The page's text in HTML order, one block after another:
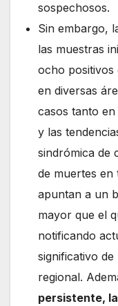
sospechosos.
Sin embargo,
las muestras
ocho positivos
en diversas
casos tanto
y las
sindrómica de
de muertes en
apuntan a un
mayor que el
notificando
significativo
regional.
persistente,